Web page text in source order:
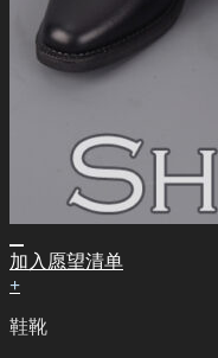
加入愿望清单
+
鞋靴